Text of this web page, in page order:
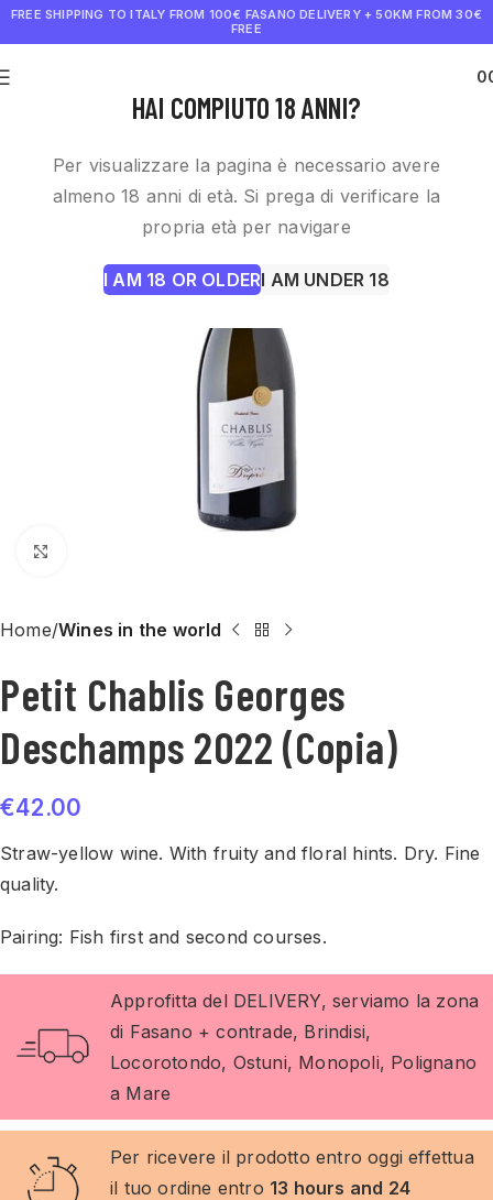
HAI COMPIUTO 18 ANNI?
Per visualizzare la pagina è necessario avere
almeno 18 anni di età. Si prega di verificare la
propria età per navigare
I AM 18 OR OLDERI AM UNDER 18
FREE SHIPPING TO ITALY FROM 100€ FASANO DELIVERY + 50KM FROM 30€
FREE
Home Wines in the world
Petit Chablis Georges
Deschamps 2022 (Copia)
€42.00
Straw-yellow wine. With fruity and floral hints. Dry. Fine
quality.
Pairing: Fish first and second courses.
Approfitta del DELIVERY, serviamo la zona
di Fasano + contrade, Brindisi,
Locorotondo, Ostuni, Monopoli, Polignano
a Mare
Per ricevere il prodotto entro oggi effettua
il tuo ordine entro 13 hours and 24